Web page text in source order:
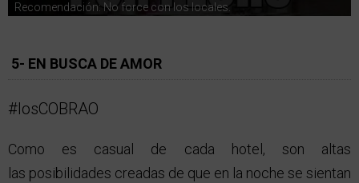
Recomendación: No force con los locales.
5- EN BUSCA DE AMOR
#losCOBRAO
Como es casual de cada hotel, son altas
las posibilidades creadas de que en la noche se sientan